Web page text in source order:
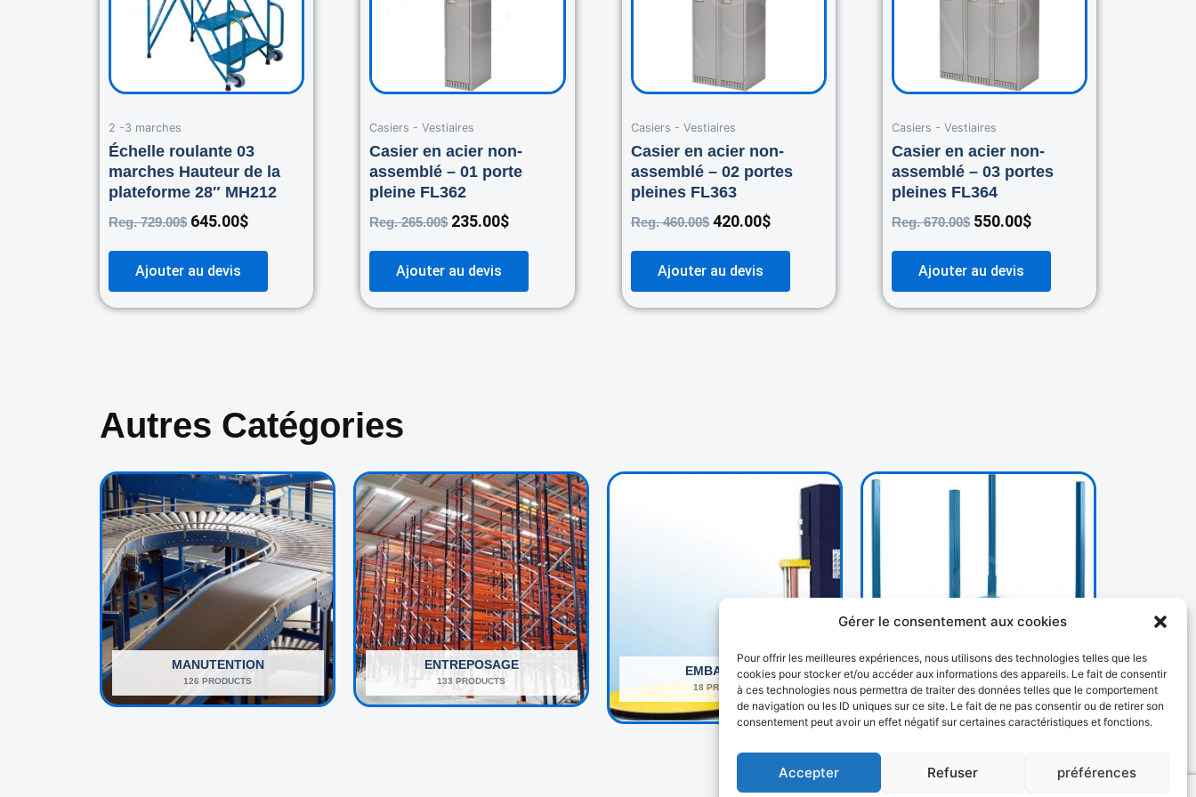
Gérer le consentement aux cookies
Pour offrir les meilleures expériences, nous utilisons des technologies telles que les
cookies pour stocker et/ou accéder aux informations des appareils. Le fait de consentir
à ces technologies nous permettra de traiter des données telles que le comportement
de navigation ou les ID uniques sur ce site. Le fait de ne pas consentir ou de retirer son
consentement peut avoir un effet négatif sur certaines caractéristiques et fonctions.
Accepter Refuser préférences
2 -3 marches
Échelle roulante 03
marches Hauteur de la
plateforme 28″ MH212
Reg.729.00$ 645.00$
Ajouter au devis
Casiers - Vestiaires
Casier en acier non-
assemblé – 01 porte
pleine FL362
Reg.265.00$ 235.00$
Ajouter au devis
Casiers - Vestiaires
Casier en acier non-
assemblé – 02 portes
pleines FL363
Reg.460.00$ 420.00$
Ajouter au devis
Casiers - Vestiaires
Casier en acier non-
assemblé – 03 portes
pleines FL364
Reg.670.00$ 550.00$
Ajouter au devis
Autres Catégories
MANUTENTION
126 PRODUCTS
ENTREPOSAGE
133 PRODUCTS
EMBALLAGE
18 PRODUCTS
AUTRES
192 PRODUCTS